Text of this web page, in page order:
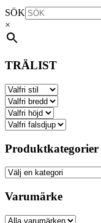
SÖK
×
TRÄLIST
Produktkategorier
Varumärke